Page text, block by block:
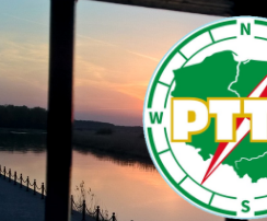
Przejdź
do
treści